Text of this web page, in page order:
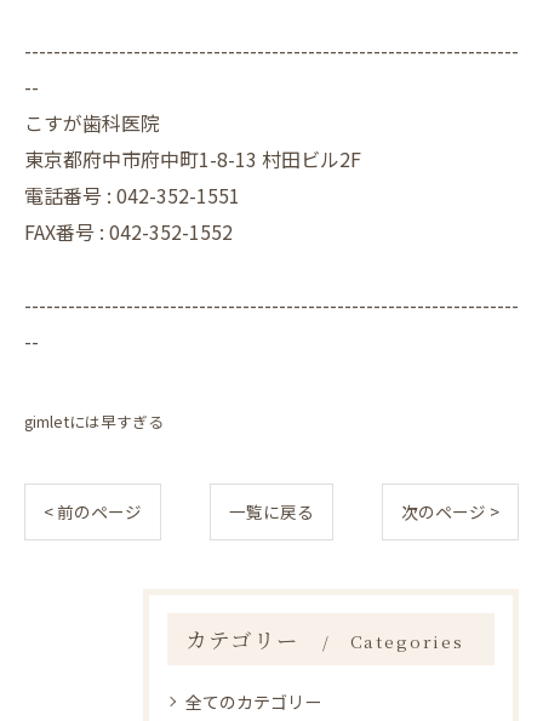
--------------------------------------------------------------------
--
こすが歯科医院
東京都府中市府中町1-8-13 村田ビル2F
電話番号 : 042-352-1551
FAX番号 : 042-352-1552
--------------------------------------------------------------------
--
gimletには早すぎる
< 前のページ 一覧に戻る 次のページ >
カテゴリー Categories
全てのカテゴリー